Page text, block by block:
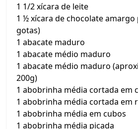
1 1/2 xícara de leite
1 ½ xícara de chocolate amargo
gotas)
1 abacate maduro
1 abacate médio maduro
1 abacate médio maduro
200g)
1 abobrinha média cortada em
1 abobrinha média cortada em
1 abobrinha média em cubos
1 abobrinha média picada